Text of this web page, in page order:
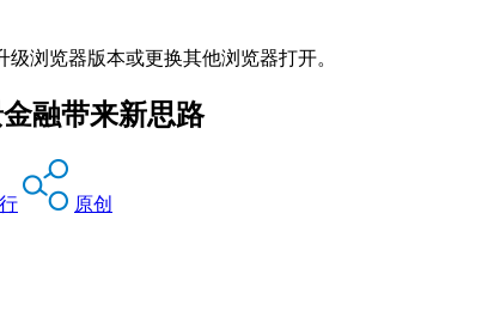
浏览器版本或更换其他浏览器打开。
融带来新思路
原创